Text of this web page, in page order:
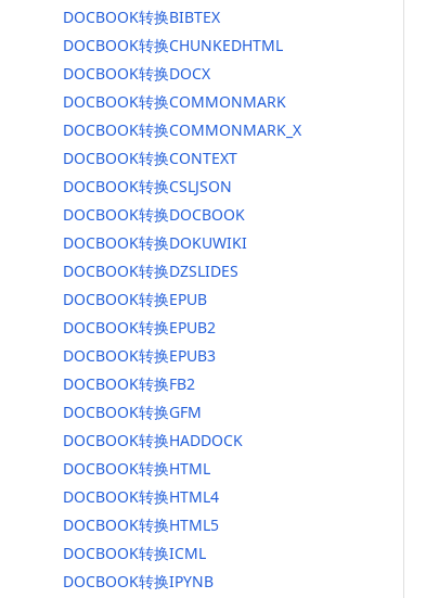
DOCBOOK转换BIBTEX
DOCBOOK转换CHUNKEDHTML
DOCBOOK转换DOCX
DOCBOOK转换COMMONMARK
DOCBOOK转换COMMONMARK_X
DOCBOOK转换CONTEXT
DOCBOOK转换CSLJSON
DOCBOOK转换DOCBOOK
DOCBOOK转换DOKUWIKI
DOCBOOK转换DZSLIDES
DOCBOOK转换EPUB
DOCBOOK转换EPUB2
DOCBOOK转换EPUB3
DOCBOOK转换FB2
DOCBOOK转换GFM
DOCBOOK转换HADDOCK
DOCBOOK转换HTML
DOCBOOK转换HTML4
DOCBOOK转换HTML5
DOCBOOK转换ICML
DOCBOOK转换IPYNB